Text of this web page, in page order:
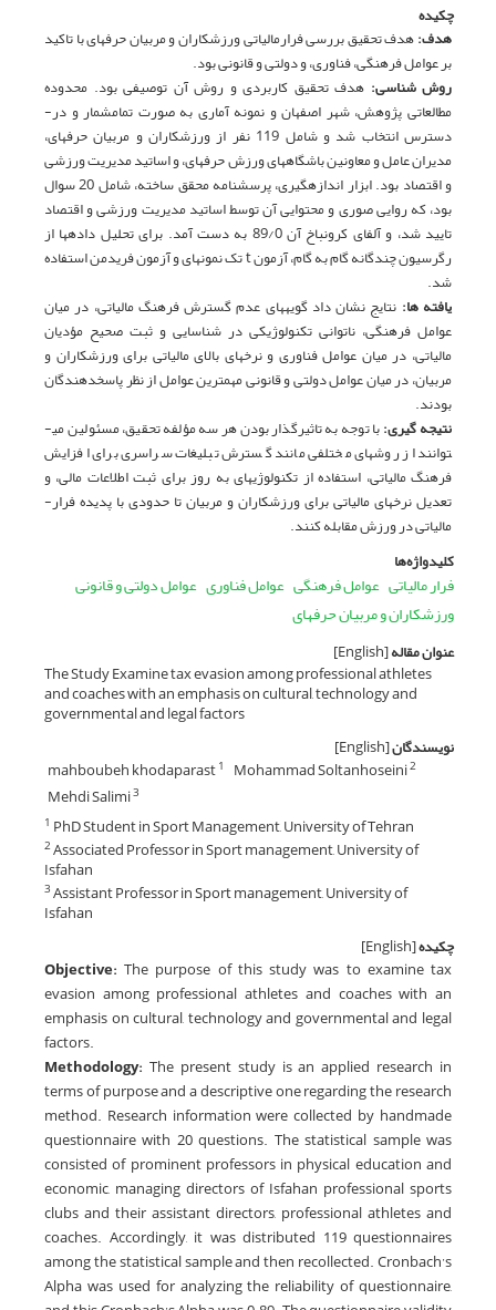
چکیده
هدف:هدف تحقیق بررسی فرار­­مالیاتی ورزشکاران و مربیان حرفه­ای با تاکید
بر عوامل فرهنگی، فناوری، و دولتی و قانونی بود.
روش شناسی: هدف تحقیق کاربردی و روش آن توصیفی بود. محدوده
مطالعاتی پژوهش، شهر اصفهان و نمونه آماری به صورت تمام­شمار و در­
دسترس انتخاب شد و شامل 119 نفر از ورزشکاران و مربیان حرفه­ای،
مدیران عامل و معاونین باشگاه­های ورزش حرفه­ای، و اساتید مدیریت ورزشی
و اقتصاد بود. ابزار اندازه­گیری، پرسشنامه محقق ساخته، شامل 20 سوال
بود، که روایی صوری و محتوایی آن توسط اساتید مدیریت ورزشی و اقتصاد
تایید شد، و آلفای کرونباخ آن 89/0 به دست آمد. برای تحلیل داده­ها از
رگرسیون چندگانه گام ­به­ گام، آزمون t تک نمونه­ای و آزمون فریدمن استفاده
شد.
یافته ها: نتایج نشان داد گویه­­های عدم گسترش فرهنگ مالیاتی، در میان
عوامل فرهنگی، ناتوانی تکنولوژیکی در شناسایی و ثبت صحیح مؤدیان
مالیاتی، در میان عوامل فناوری و نرخ­های بالای مالیاتی برای ورزشکاران و
مربیان، در میان عوامل دولتی و قانونی مهم­ترین عوامل از نظر پاسخ­­دهندگان
بودند.
نتیجه گیری:با توجه به تاثیر­گذار بودن هر سه مؤلفه تحقیق، مسئولین می­
توانند از روش­های مختلفی مانند گسترش تبلیغات سراسری برای افزایش
فرهنگ مالیاتی، استفاده از تکنولوژی­های به روز برای ثبت اطلاعات مالی، و
تعدیل نرخ­های مالیاتی برای ورزشکاران و مربیان تا حدودی با پدیده فرار­
مالیاتی در ورزش مقابله کنند.
کلیدواژه‌ها
فرار مالیاتی عوامل فرهنگی عوامل فناوری عوامل دولتی و قانونی
ورزشکاران و مربیان حرفه­ای
عنوان مقاله[English]
The Study Examine tax evasion among professional athletes
and coaches with an emphasis on cultural, technology and
governmental and legal factors
نویسندگان[English]
mahboubeh khodaparast1 Mohammad Soltanhoseini2
Mehdi Salimi3
1 PhD Student in Sport Management, University of Tehran
2Associated Professor in Sport management, University of
Isfahan
3Assistant Professor in Sport management, University of
Isfahan
چکیده[English]
Objective: The purpose of this study was to examine tax
evasion among professional athletes and coaches with an
emphasis on cultural, technology and governmental and legal
factors.
Methodology: The present study is an applied research in
terms of purpose and a descriptive one regarding the research
method. Research information were collected by handmade
questionnaire with 20 questions. The statistical sample was
consisted of prominent professors in physical education and
economic, managing directors of Isfahan professional sports
clubs and their assistant directors, professional athletes and
coaches. Accordingly, it was distributed 119 questionnaires
among the statistical sample and then recollected. Cronbach’s
Alpha was used for analyzing the reliability of questionnaire,